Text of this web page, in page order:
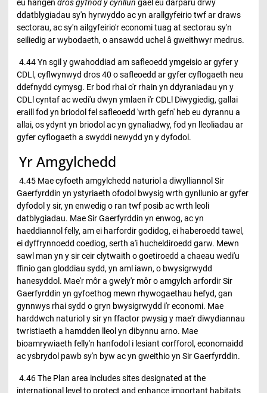
eu hangen dros gyfnod y cynllun gael eu darparu drwy
ddatblygiadau sy'n hyrwyddo ac yn arallgyfeirio twf ar draws
sectorau, ac sy'n ailgyfeirio'r economi tuag at sectorau sy'n
seiliedig ar wybodaeth, o ansawdd uchel â gweithwyr medrus.
4.44 Yn sgil y gwahoddiad am safleoedd ymgeisio ar gyfer y
CDLl, cyflwynwyd dros 40 o safleoedd ar gyfer cyflogaeth neu
ddefnydd cymysg. Er bod rhai o'r rhain yn ddyraniadau yn y
CDLl cyntaf ac wedi'u dwyn ymlaen i'r CDLl Diwygiedig, gallai
eraill fod yn briodol fel safleoedd 'wrth gefn' heb eu dyrannu a
allai, os ydynt yn briodol ac yn gynaliadwy, fod yn lleoliadau ar
gyfer cyflogaeth a swyddi newydd yn y dyfodol.
Yr Amgylchedd
4.45 Mae cyfoeth amgylchedd naturiol a diwylliannol Sir
Gaerfyrddin yn ystyriaeth ofodol bwysig wrth gynllunio ar gyfer
dyfodol y sir, yn enwedig o ran twf posib ac wrth leoli
datblygiadau. Mae Sir Gaerfyrddin yn enwog, ac yn
haeddiannol felly, am ei harfordir godidog, ei haberoedd tawel,
ei dyffrynnoedd coediog, serth a'i hucheldiroedd garw. Mewn
sawl man yn y sir ceir clytwaith o goetiroedd a chaeau wedi'u
ffinio gan gloddiau sydd, yn aml iawn, o bwysigrwydd
hanesyddol. Mae'r môr a gwely'r môr o amgylch arfordir Sir
Gaerfyrddin yn gyfoethog mewn rhywogaethau hefyd, gan
gynnwys rhai sydd o gryn bwysigrwydd i'r economi. Mae
harddwch naturiol y sir yn ffactor pwysig y mae'r diwydiannau
twristiaeth a hamdden lleol yn dibynnu arno. Mae
bioamrywiaeth felly'n hanfodol i lesiant corfforol, economaidd
ac ysbrydol pawb sy'n byw ac yn gweithio yn Sir Gaerfyrddin.
4.46 The Plan area includes sites designated at the
international level to protect and enhance important habitats